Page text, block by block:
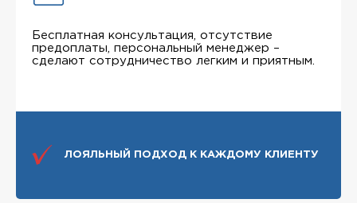
Бесплатная консультация, отсутствие
предоплаты, персональный менеджер –
сделают сотрудничество легким и приятным.
ЛОЯЛЬНЫЙ ПОДХОД К КАЖДОМУ КЛИЕНТУ